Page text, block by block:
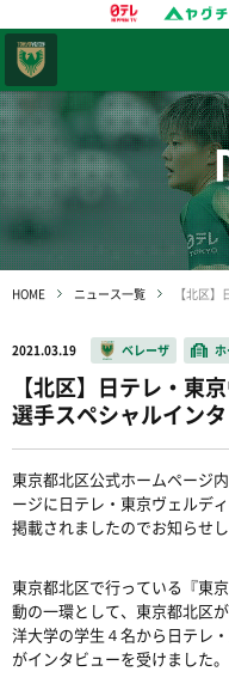
HOME ニュース一覧
2021.03.19 ベレーザ
【北区】日テレ・東
選手スペシャルイン
東京都北区公式ホームページ
ージに日テレ・東京ヴェルデ
掲載されましたのでお知らせし
東京都北区で行っている『東
動の一環として、東京都北区
洋大学の学生４名から日テレ
がインタビューを受けました。